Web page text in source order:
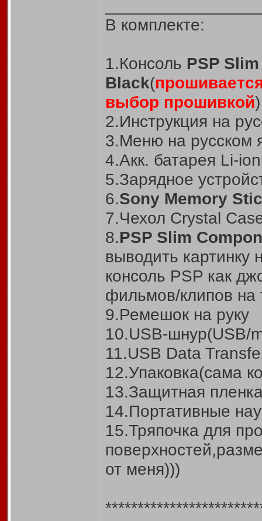
В комплекте:
1.Консоль PSP
Black(
выбор прошивкой)
2.Инструкция на
3.Меню на русском
4.Акк. батарея Li-
5.Зарядное
6.Sony Memory
7.Чехол Crystal
8.PSP Slim
выводить картинку
консоль PSP как
фильмов/клипов на
9.Ремешок на руку
10.USB-шнур(USB/
11.USB Data
12.Упаковка(сама
13.Защитная
14.Портативные
15.Тряпочка для
от меня)))